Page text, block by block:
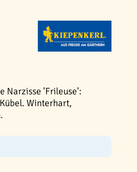
Narzisse 'Frileuse':
Winterhart,